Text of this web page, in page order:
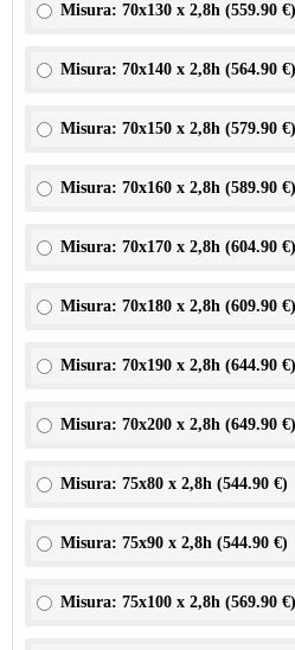
Misura: 70x130 x 2,8h (559.90 €)
Misura: 70x140 x 2,8h (564.90 €)
Misura: 70x150 x 2,8h (579.90 €)
Misura: 70x160 x 2,8h (589.90 €)
Misura: 70x170 x 2,8h (604.90 €)
Misura: 70x180 x 2,8h (609.90 €)
Misura: 70x190 x 2,8h (644.90 €)
Misura: 70x200 x 2,8h (649.90 €)
Misura: 75x80 x 2,8h (544.90 €)
Misura: 75x90 x 2,8h (544.90 €)
Misura: 75x100 x 2,8h (569.90 €)